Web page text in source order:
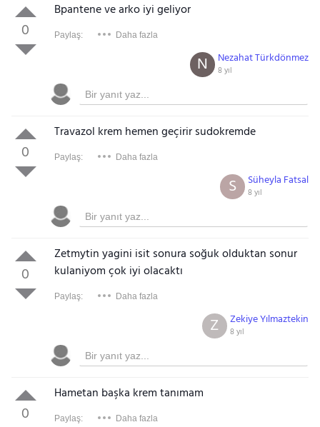
0
Bpantene ve arko iyi geliyor
Paylaş: Daha fazla
Nezahat Türkdönmez
8 yıl
N
0
Travazol krem hemen geçirir sudokremde
Paylaş: Daha fazla
Süheyla Fatsal
8 yıl
S
0
Zetmytin yagini isit sonura soğuk olduktan sonur
kulaniyom çok iyi olacaktı
Paylaş: Daha fazla
Zekiye Yılmaztekin
8 yıl
Z
0
Hametan başka krem tanımam
Paylaş: Daha fazla